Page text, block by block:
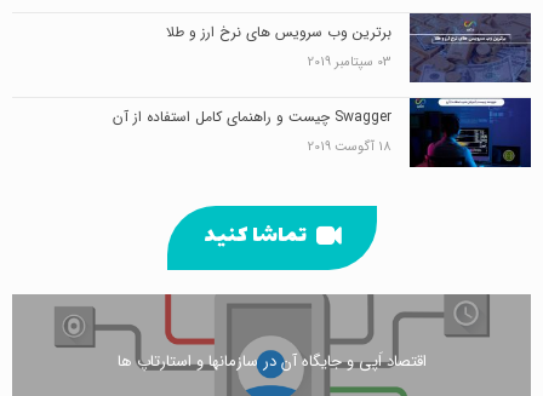
برترین وب سرویس های نرخ ارز و طلا
03 سپتامبر 2019
Swagger چیست و راهنمای کامل استفاده از آن
18 آگوست 2019
تماشا کنید
اقتصاد اَپی و جایگاه آن در سازمانها و استارتاپ ها